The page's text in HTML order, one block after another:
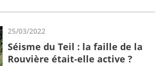
25/03/2022
Séisme du Teil : la faille de la
Rouvière était-elle active ?